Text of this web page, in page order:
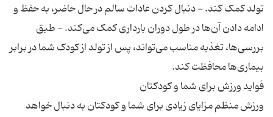
تولد کمک کند. - دنبال کردن عادات سالم در حال حاضر، به حفظ و
ادامه دادن آن‌ها در طول دوران بارداری کمک می‌کند. - طبق
بررسی‌ها، تغذیه مناسب می‌تواند، پس از تولد از کودک شما در برابر
ورزش منظم مزایای زیادی برای شما و کودکتان به دنبال خواهد